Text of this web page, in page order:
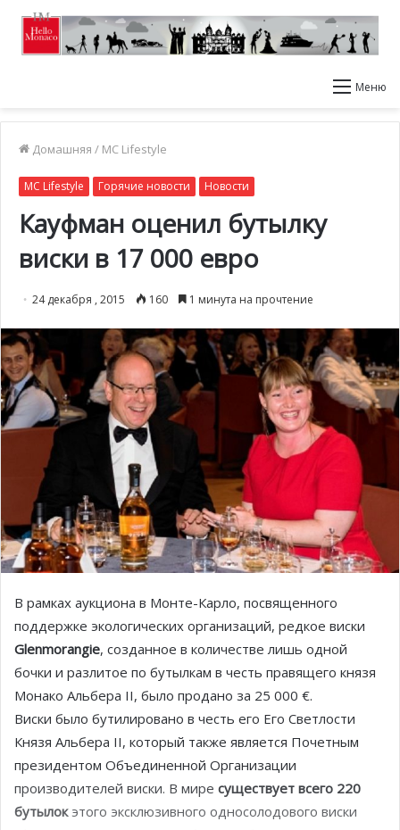
Меню
Домашняя / MC Lifestyle
MC Lifestyle Горячие новости Новости
Кауфман оценил бутылку
виски в 17 000 евро
24 декабря , 2015 160 1 минута на прочтение
В рамках аукциона в Монте-Карло, посвященного
поддержке экологических организаций, редкое виски
Glenmorangie, созданное в количестве лишь одной
бочки и разлитое по бутылкам в честь правящего князя
Монако Альбера II, было продано за 25 000 €.
Виски было бутилировано в честь его Его Светлости
Князя Альбера II, который также является Почетным
президентом Объединенной Организации
производителей виски. В мире существует всего 220
бутылокэтого эксклюзивного односолодового виски